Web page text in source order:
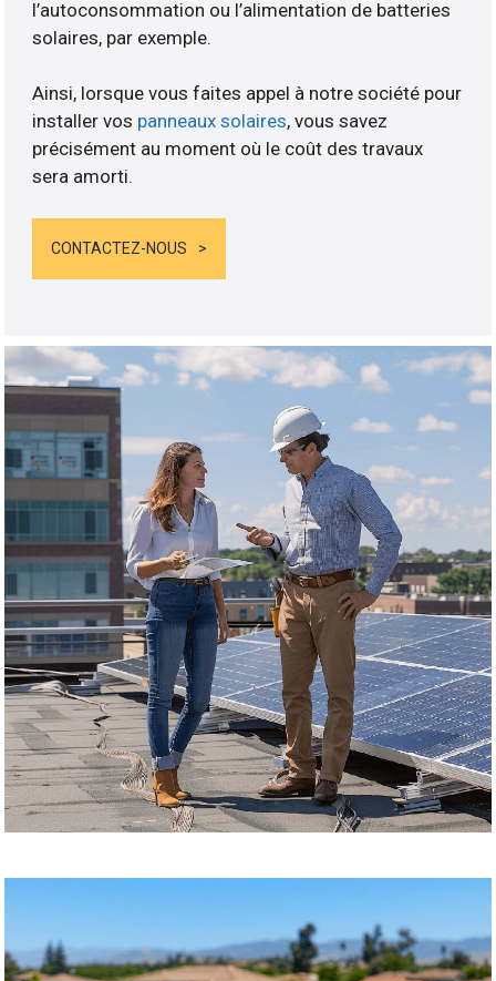
l’autoconsommation ou l’alimentation de batteries
solaires, par exemple.
Ainsi, lorsque vous faites appel à notre société pour
installer vos panneaux solaires, vous savez
précisément au moment où le coût des travaux
sera amorti.
CONTACTEZ-NOUS